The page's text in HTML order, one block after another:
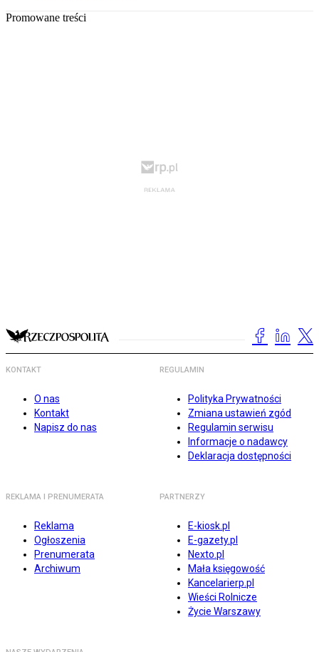
Promowane treści
KONTAKT
O nas
Kontakt
Napisz do nas
REGULAMIN
Polityka Prywatności
Zmiana ustawień zgód
Regulamin serwisu
Informacje o nadawcy
Deklaracja dostępności
REKLAMA I PRENUMERATA
Reklama
Ogłoszenia
Prenumerata
Archiwum
PARTNERZY
E-kiosk.pl
E-gazety.pl
Nexto.pl
Mała księgowość
Kancelarierp.pl
Wieści Rolnicze
Życie Warszawy